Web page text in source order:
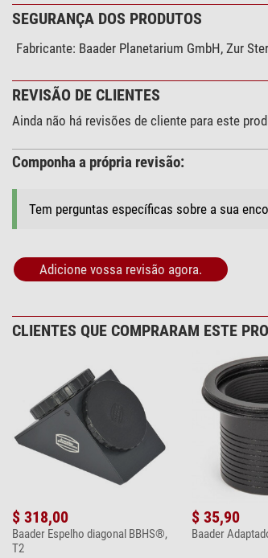
SEGURANÇA DOS PRODUTOS
Fabricante: Baader Planetarium GmbH, Zur
REVISÃO DE CLIENTES
Ainda não há revisões de cliente para este
Componha a própria revisão:
Tem perguntas específicas sobre a sua
Adicione vossa revisão agora.
CLIENTES QUE COMPRARAM ESTE
$ 318,00
Baader Espelho diagonal BBHS®,
T2
$ 35,90
Baader